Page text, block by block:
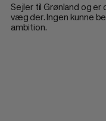
Sejler til Grønland og
væg der. Ingen kunne
ambition.